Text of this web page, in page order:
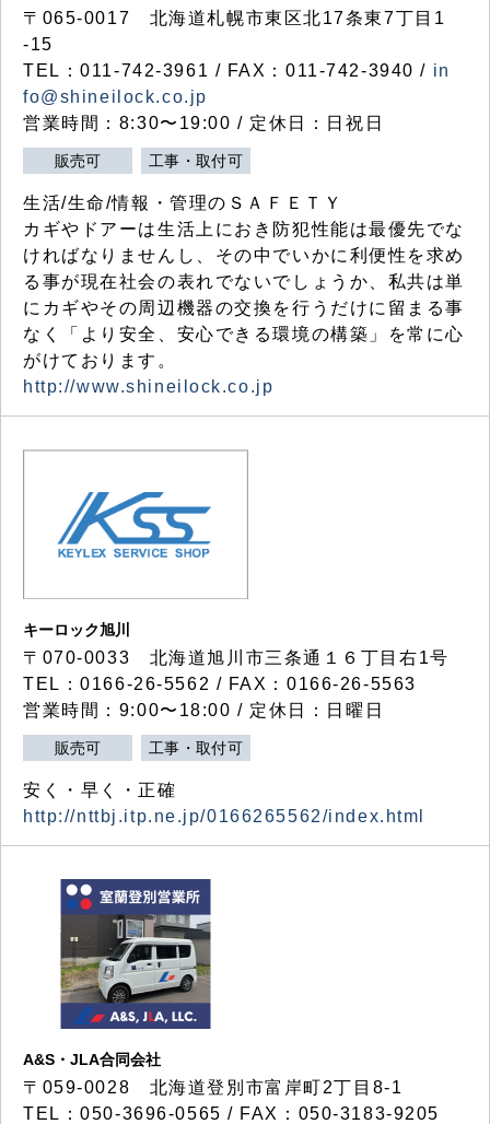
〒065-0017 北海道札幌市東区北17条東7丁目1
-15
TEL：011-742-3961 / FAX：011-742-3940 / in
fo@shineilock.co.jp
営業時間：8:30〜19:00 / 定休日：日祝日
販売可 工事・取付可
生活/生命/情報・管理のＳＡＦＥＴＹ
カギやドアーは生活上におき防犯性能は最優先でな
ければなりませんし、その中でいかに利便性を求め
る事が現在社会の表れでないでしょうか、私共は単
にカギやその周辺機器の交換を行うだけに留まる事
なく「より安全、安心できる環境の構築」を常に心
がけております。
http://www.shineilock.co.jp
キーロック旭川
〒070-0033 北海道旭川市三条通１６丁目右1号
TEL：0166-26-5562 / FAX：0166-26-5563
営業時間：9:00〜18:00 / 定休日：日曜日
販売可 工事・取付可
安く・早く・正確
http://nttbj.itp.ne.jp/0166265562/index.html
A&S・JLA合同会社
〒 059-0028 北海道登別市富岸町2丁目 8-1
TEL：050-3696-0565 / FAX：050-3183-9205